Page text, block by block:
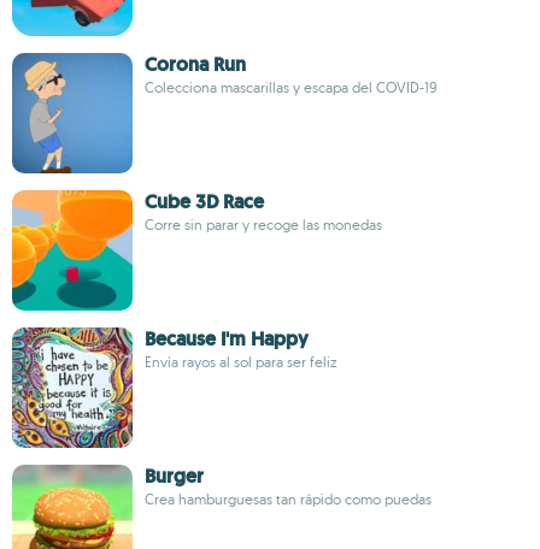
Corona Run
Colecciona mascarillas y escapa del COVID-19
Cube 3D Race
Corre sin parar y recoge las monedas
Because I'm Happy
Envía rayos al sol para ser feliz
Burger
Crea hamburguesas tan rápido como puedas